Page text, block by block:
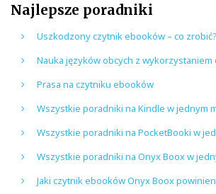
Najlepsze poradniki
Uszkodzony czytnik ebooków – co zrobić?
Nauka języków obcych z wykorzystaniem
Prasa na czytniku ebooków
Wszystkie poradniki na Kindle w jednym
Wszystkie poradniki na PocketBooki w
Wszystkie poradniki na Onyx Boox w
Jaki czytnik ebooków Onyx Boox